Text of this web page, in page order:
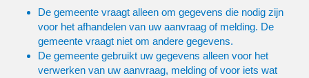
De gemeente vraagt alleen om gegevens die nodig zijn
voor het afhandelen van uw aanvraag of melding. De
gemeente vraagt niet om andere gegevens.
De gemeente gebruikt uw gegevens alleen voor het
verwerken van uw aanvraag, melding of voor iets wat